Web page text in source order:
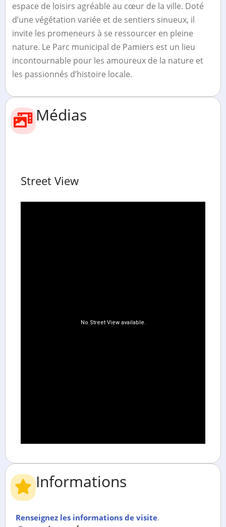
Informations
Renseignez les informations de visite.
espace de loisirs agréable au cœur de la ville. Doté
d’une végétation variée et de sentiers sinueux, il
invite les promeneurs à se ressourcer en pleine
nature. Le Parc municipal de Pamiers est un lieu
incontournable pour les amoureux de la nature et
les passionnés d’histoire locale.
Médias
Street View